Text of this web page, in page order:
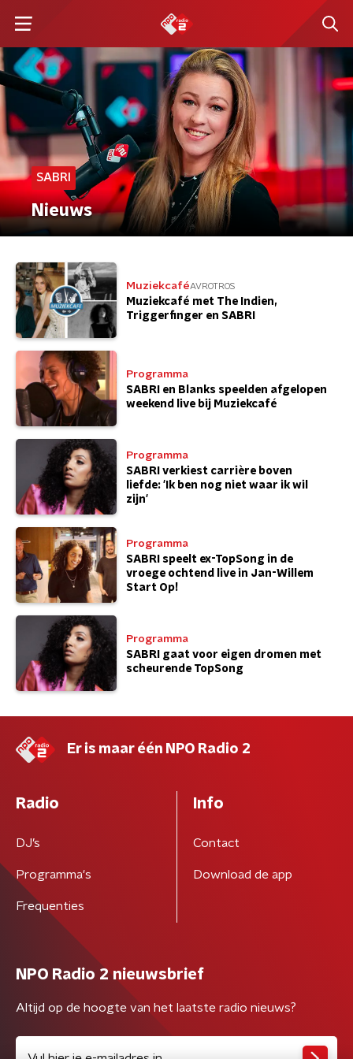
SABRI
Nieuws
MuziekcaféAVROTROS
Muziekcafé met The Indien,
Triggerfinger en SABRI
Programma
SABRI en Blanks speelden afgelopen
weekend live bij Muziekcafé
Programma
SABRI verkiest carrière boven
liefde: 'Ik ben nog niet waar ik wil
zijn'
Programma
SABRI speelt ex-TopSong in de
vroege ochtend live in Jan-Willem
Start Op!
Programma
SABRI gaat voor eigen dromen met
scheurende TopSong
Er is maar één NPO Radio 2
Radio
DJ’s
Programma's
Frequenties
Info
Contact
Download de app
NPO Radio 2 nieuwsbrief
Altijd op de hoogte van het laatste radio nieuws?